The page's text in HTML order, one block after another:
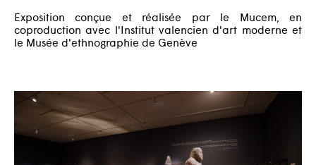
Exposition conçue et réalisée par le Mucem, en
coproduction avec l'Institut valencien d'art moderne et
le Musée d'ethnographie de Genève